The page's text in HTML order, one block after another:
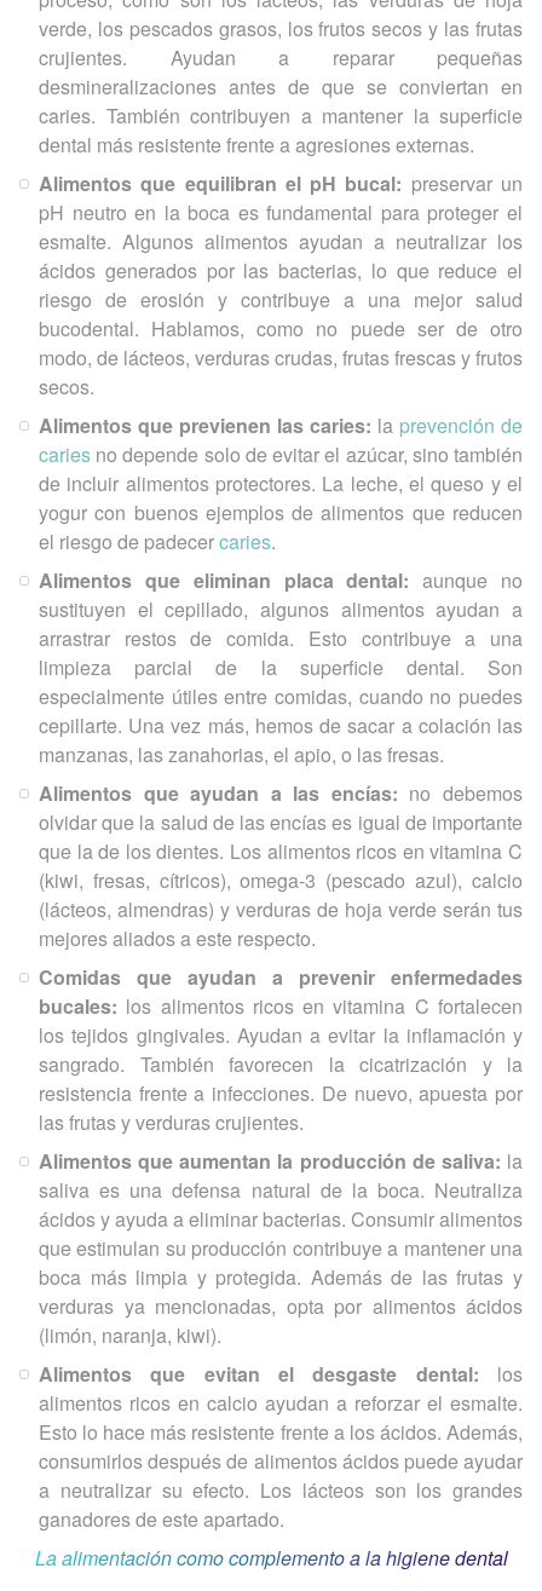
verde, los pescados grasos, los frutos secos y las frutas
crujientes. Ayudan a reparar pequeñas
desmineralizaciones antes de que se conviertan en
caries. También contribuyen a mantener la superficie
dental más resistente frente a agresiones externas.
Alimentos que equilibran el pH bucal: preservar un
pH neutro en la boca es fundamental para proteger el
esmalte. Algunos alimentos ayudan a neutralizar los
ácidos generados por las bacterias, lo que reduce el
riesgo de erosión y contribuye a una mejor salud
bucodental. Hablamos, como no puede ser de otro
modo, de lácteos, verduras crudas, frutas frescas y frutos
secos.
Alimentos que previenen las caries: la prevención de
caries no depende solo de evitar el azúcar, sino también
de incluir alimentos protectores. La leche, el queso y el
yogur con buenos ejemplos de alimentos que reducen
el riesgo de padecercaries.
Alimentos que eliminan placa dental: aunque no
sustituyen el cepillado, algunos alimentos ayudan a
arrastrar restos de comida. Esto contribuye a una
limpieza parcial de la superficie dental. Son
especialmente útiles entre comidas, cuando no puedes
cepillarte. Una vez más, hemos de sacar a colación las
manzanas, las zanahorias, el apio, o las fresas.
Alimentos que ayudan a las encías: no debemos
olvidar que la salud de las encías es igual de importante
que la de los dientes. Los alimentos ricos en vitamina C
(kiwi, fresas, cítricos), omega-3 (pescado azul), calcio
(lácteos, almendras) y verduras de hoja verde serán tus
mejores aliados a este respecto.
Comidas que ayudan a prevenir enfermedades
bucales: los alimentos ricos en vitamina C fortalecen
los tejidos gingivales. Ayudan a evitar la inflamación y
sangrado. También favorecen la cicatrización y la
resistencia frente a infecciones. De nuevo, apuesta por
las frutas y verduras crujientes.
Alimentos que aumentan la producción de saliva: la
saliva es una defensa natural de la boca. Neutraliza
ácidos y ayuda a eliminar bacterias. Consumir alimentos
que estimulan su producción contribuye a mantener una
boca más limpia y protegida. Además de las frutas y
verduras ya mencionadas, opta por alimentos ácidos
(limón, naranja, kiwi).
Alimentos que evitan el desgaste dental: los
alimentos ricos en calcio ayudan a reforzar el esmalte.
Esto lo hace más resistente frente a los ácidos. Además,
consumirlos después de alimentos ácidos puede ayudar
a neutralizar su efecto. Los lácteos son los grandes
ganadores de este apartado.
La alimentación como complemento a la higiene dental